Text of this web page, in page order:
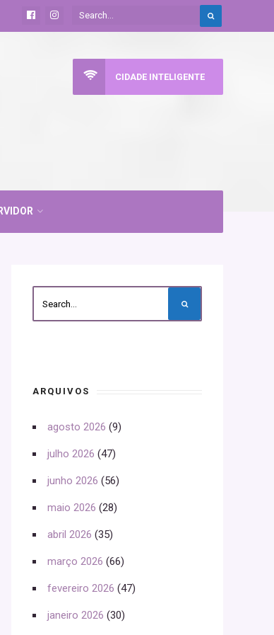
CIDADE INTELIGENTE
ARQUIVOS
agosto 2026 (9)
julho 2026 (47)
junho 2026 (56)
maio 2026 (28)
abril 2026 (35)
março 2026 (66)
fevereiro 2026 (47)
janeiro 2026 (30)